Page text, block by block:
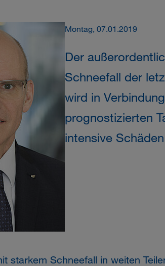
Montag, 07.01.2019
Der
Schneefall der
wird in
prognostizierten
intensive
starkem Schneefall in weiten